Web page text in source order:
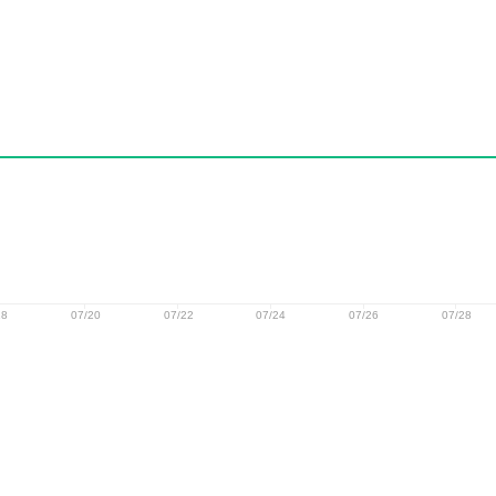
07/20 07/22 07/24 07/26 07/28